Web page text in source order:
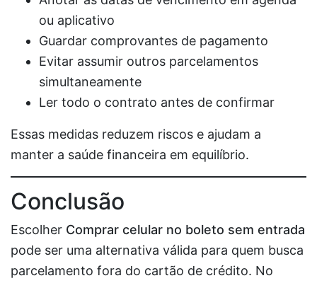
ou aplicativo
Guardar comprovantes de pagamento
Evitar assumir outros parcelamentos
simultaneamente
Ler todo o contrato antes de confirmar
Essas medidas reduzem riscos e ajudam a
manter a saúde financeira em equilíbrio.
Conclusão
Escolher Comprar celular no boleto sem entrada
pode ser uma alternativa válida para quem busca
parcelamento fora do cartão de crédito. No